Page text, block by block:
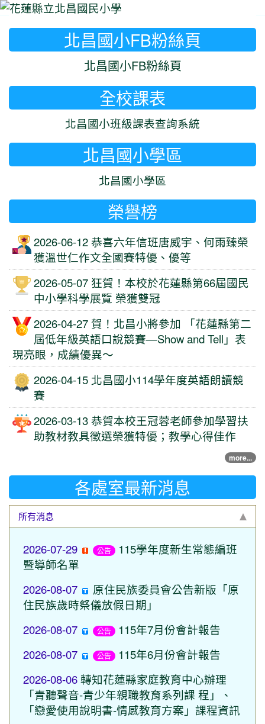
北昌國小FB粉絲頁
北昌國小FB粉絲頁
全校課表
北昌國小班級課表查詢系統
北昌國小學區
北昌國小學區
榮譽榜
2026-06-12 恭喜六年信班唐威宇、何雨臻榮
獲溫世仁作文全國賽特優、優等
2026-05-07 狂賀！本校於花蓮縣第66屆國民
中小學科學展覽 榮獲雙冠
2026-04-27 賀！北昌小將參加 「花蓮縣第二
屆低年級英語口說競賽—Show and Tell」表
現亮眼，成績優異～
2026-04-15 北昌國小114學年度英語朗讀競
賽
2026-03-13 恭賀本校王冠蓉老師參加學習扶
助教材教具徵選榮獲特優；教學心得佳作
more...
各處室最新消息
所有消息
2026-07-29 公告
115學年度新生常態編班
暨導師名單
2026-08-07
原住民族委員會公告新版「原
住民族歲時祭儀放假日期」
2026-08-07
公告
115年7月份會計報告
2026-08-07
公告
115年6月份會計報告
2026-08-06轉知花蓮縣家庭教育中心辦理
「青聽聲音-青少年親職教育系列課 程」、
「戀愛使用說明書-情感教育方案」課程資訊